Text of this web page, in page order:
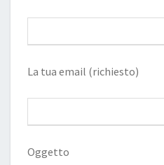
La tua email (richiesto)
Oggetto